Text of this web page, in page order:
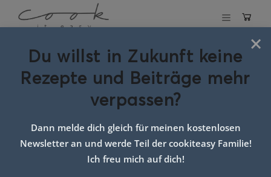
Schlagwort:
ricotta dessert
rezept
×
Du willst in Zukunft keine
Rezepte und Beiträge mehr
verpassen?
Dann melde dich gleich für meinen kostenlosen
Newsletter an und werde Teil der cookiteasy Familie!
Ich freu mich auf dich!